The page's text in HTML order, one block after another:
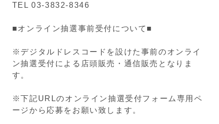
TEL 03-3832-8346
■オンライン抽選事前受付について■
※デジタルドレスコードを設けた事前のオンライ
ン抽選受付による店頭販売・通信販売となりま
す。
※下記URLのオンライン抽選受付フォーム専用ペ
ージから応募をお願い致します。